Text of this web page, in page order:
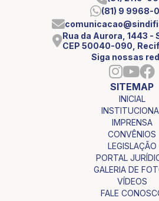
(81) 9 9968-
Rua da Aurora, 1443 -
CEP 50040-090,
Siga nossas
SITEMAP
INICIAL
IMPRENSA
CONVÊNIOS
LEGISLAÇÃO
PORTAL
GALERIA DE
VÍDEOS
FALE